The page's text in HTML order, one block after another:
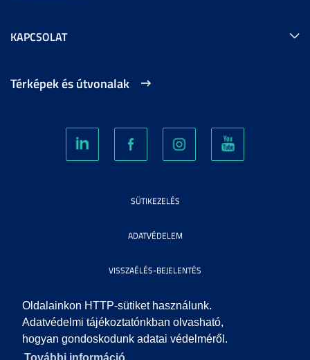
Oldalainkon HTTP-sütiket használunk.
Adatvédelmi tájékoztatónkban olvasható,
hogyan gondoskodunk adatai védelméről.
KAPCSOLAT
Térképek és útvonalak
SÜTIKEZELÉS
ADATVÉDELEM
VISSZAÉLÉS-BEJELENTÉS
KÖZÉRDEKŰ ADATOK
IMPRESSZUM